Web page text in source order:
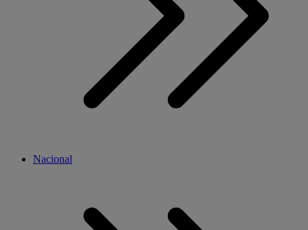
Nacional